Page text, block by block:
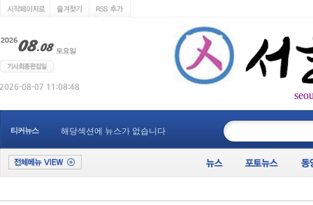
티커뉴스 해당섹션에 뉴스가 없습니다